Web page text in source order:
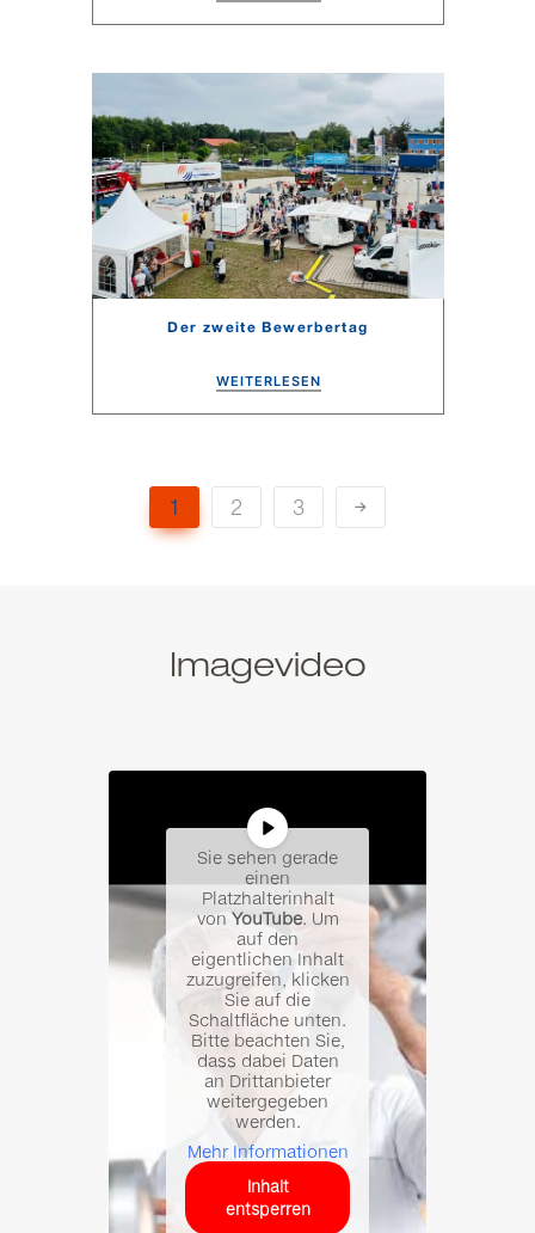
Der zweite Bewerbertag
WEITERLESEN
1 2 3
Imagevideo
Sie sehen gerade
einen
Platzhalterinhalt
von YouTube. Um
auf den
eigentlichen Inhalt
zuzugreifen, klicken
Sie auf die
Schaltfläche unten.
Bitte beachten Sie,
dass dabei Daten
an Drittanbieter
weitergegeben
werden.
Mehr Informationen
Inhalt
entsperren